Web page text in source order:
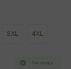
3XL 4XL
Na stanju